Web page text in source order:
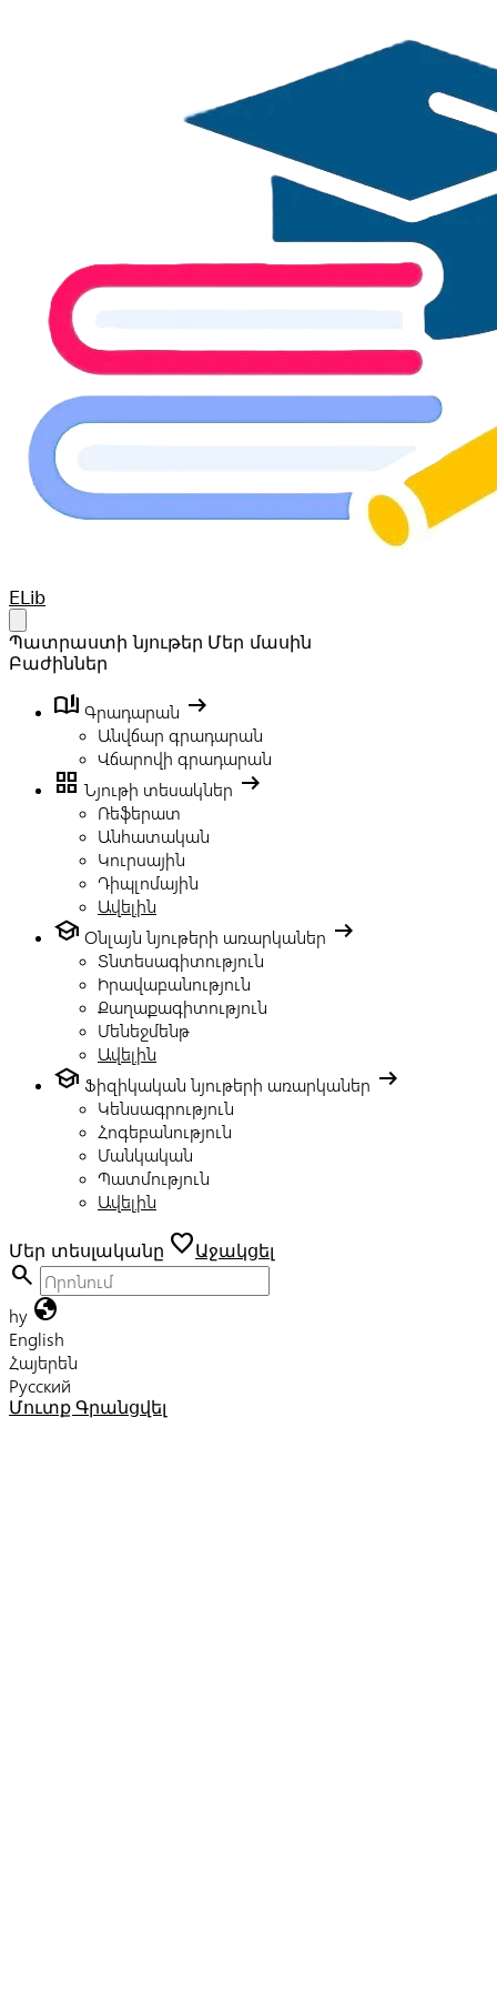
Your Company
ELib
Պատրաստի նյութեր Մեր մասին
Բաժիններ
book_ribbon Գրադարան arrow_right_alt
Անվճար գրադարան
Վճարովի գրադարան
grid_view Նյութի տեսակներ arrow_right_alt
Ռեֆերատ
Անհատական
Կուրսային
Դիպլոմային
Ավելին
school Օնլայն նյութերի առարկաներ arrow_right_alt
Տնտեսագիտություն
Իրավաբանություն
Քաղաքագիտություն
Մենեջմենթ
Ավելին
school Ֆիզիկական նյութերի առարկաներ arrow_right_alt
Կենսագրություն
Հոգեբանություն
Մանկական
Պատմություն
Ավելին
Մեր տեսլականը favoriteԱջակցել
search
hy globe
English
Հայերեն
Русский
Մուտք Գրանցվել